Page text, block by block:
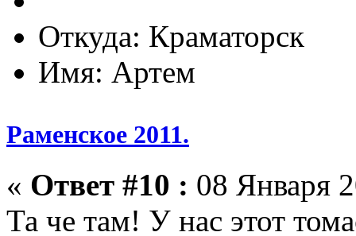
Откуда: Краматорск
Имя: Артем
Раменское 2011.
« Ответ #10 : 08 Января
Та че там! У нас этот